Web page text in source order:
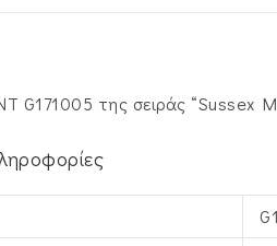
G171005 της σειράς “Sussex